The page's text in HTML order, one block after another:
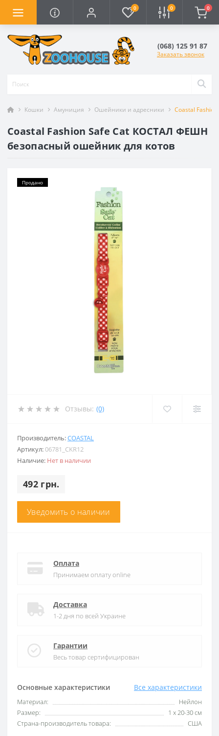
0 0 0
(068) 125 91 87
Заказать звонок
Кошки Амуниция Ошейники и адресники Coastal
Coastal Fashion Safe Cat КОСТАЛ ФЕШН
безопасный ошейник для котов
Продано
Отзывы: (0)
Производитель:COASTAL
Артикул:06781_CKR12
Наличие: Нет в наличии
492 грн.
Уведомить о наличии
Основные характеристики Все характеристики
Материал:
Нейлон
Размер:
1 х 20-30 см
Страна-производитель товара:
США
Оплата
Принимаем оплату online
Доставка
1-2 дня по всей Украине
Гарантии
Весь товар сертифицирован